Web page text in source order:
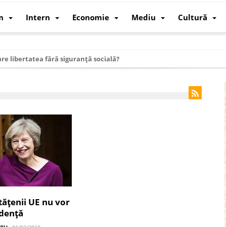
Intern Economie Mediu Cultură
libertatea fără siguranță socială?
au devenit cea mai mare economie a lumii
ce rezistă?
revine: o realitate pe care România o simte, nu o spune
Ce ne așteaptă? – O analiză structurală a demografiei,
ca țară
pentru a înlocui Nvidia
UE nu vor